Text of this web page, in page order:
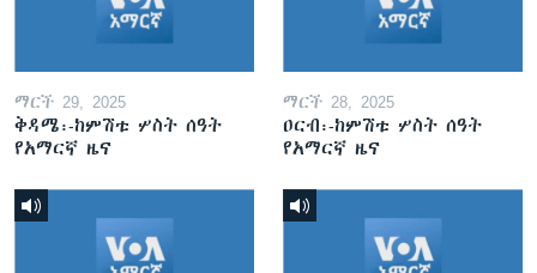
ማርች 29, 2025
ቅዳሜ፡-ከምሽቱ ሦስት ሰዓት
የአማርኛ ዜና
ማርች 28, 2025
ዐርብ፡-ከምሽቱ ሦስት ሰዓት
የአማርኛ ዜና